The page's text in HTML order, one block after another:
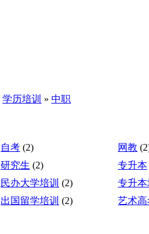
学历培训 » 中职
自考 (2) 网教
研究生 (2)
专升本
民办大学培训 (2)
专升
出国留学培训 (2) 艺术